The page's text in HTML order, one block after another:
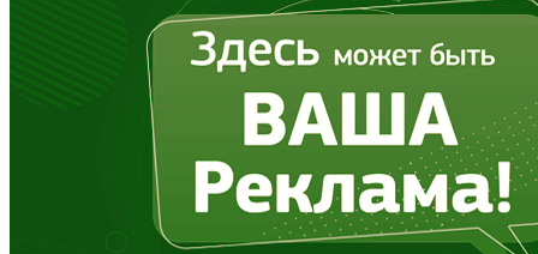
Вологодская область
Дагестан
Еврейская АО
Забайкальский край